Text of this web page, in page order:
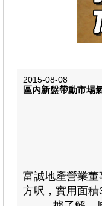
2015-08-08
區內新盤帶動市場
富誠地產營業
方呎，實用面